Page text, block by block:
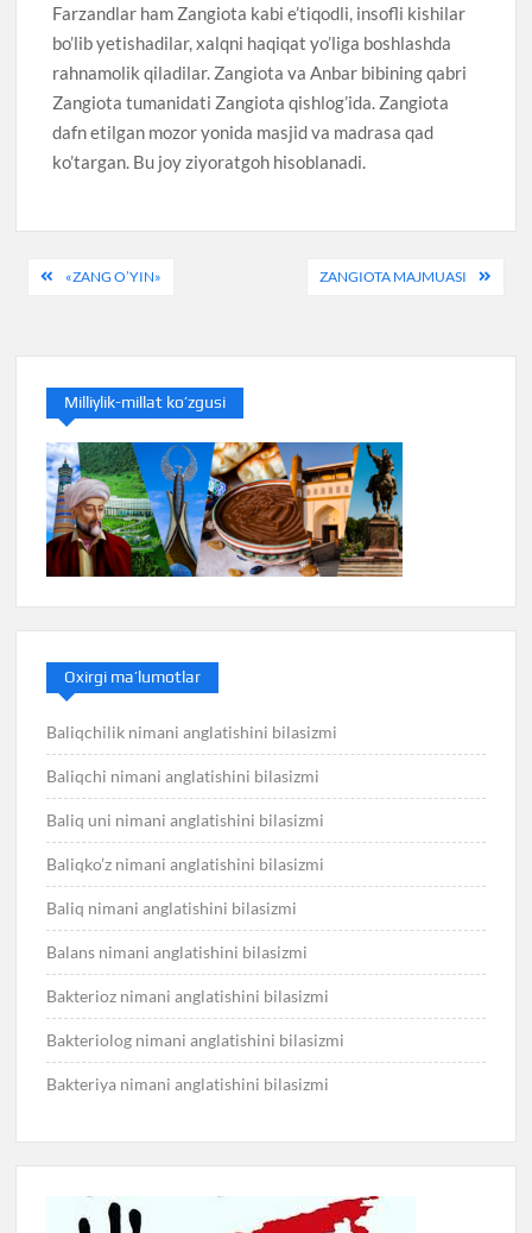
Farzandlar ham Zangiota kabi e’tiqodli, insofli kishilar
bo’lib yetishadilar, xalqni haqiqat yo’liga boshlashda
rahnamolik qiladilar. Zangiota va Anbar bibining qabri
Zangiota tumanidati Zangiota qishlog’ida. Zangiota
dafn etilgan mozor yonida masjid va madrasa qad
ko’targan. Bu joy ziyoratgoh hisoblanadi.
Post«ZANG O’YIN» ZANGIOTA MAJMUASI
Milliylik-millat ko’zgusi
Oxirgi ma’lumotlar
Baliqchilik nimani anglatishini bilasizmi
Baliqchi nimani anglatishini bilasizmi
Baliq uni nimani anglatishini bilasizmi
Baliqko’z nimani anglatishini bilasizmi
Baliq nimani anglatishini bilasizmi
Balans nimani anglatishini bilasizmi
Bakterioz nimani anglatishini bilasizmi
Bakteriolog nimani anglatishini bilasizmi
Bakteriya nimani anglatishini bilasizmi